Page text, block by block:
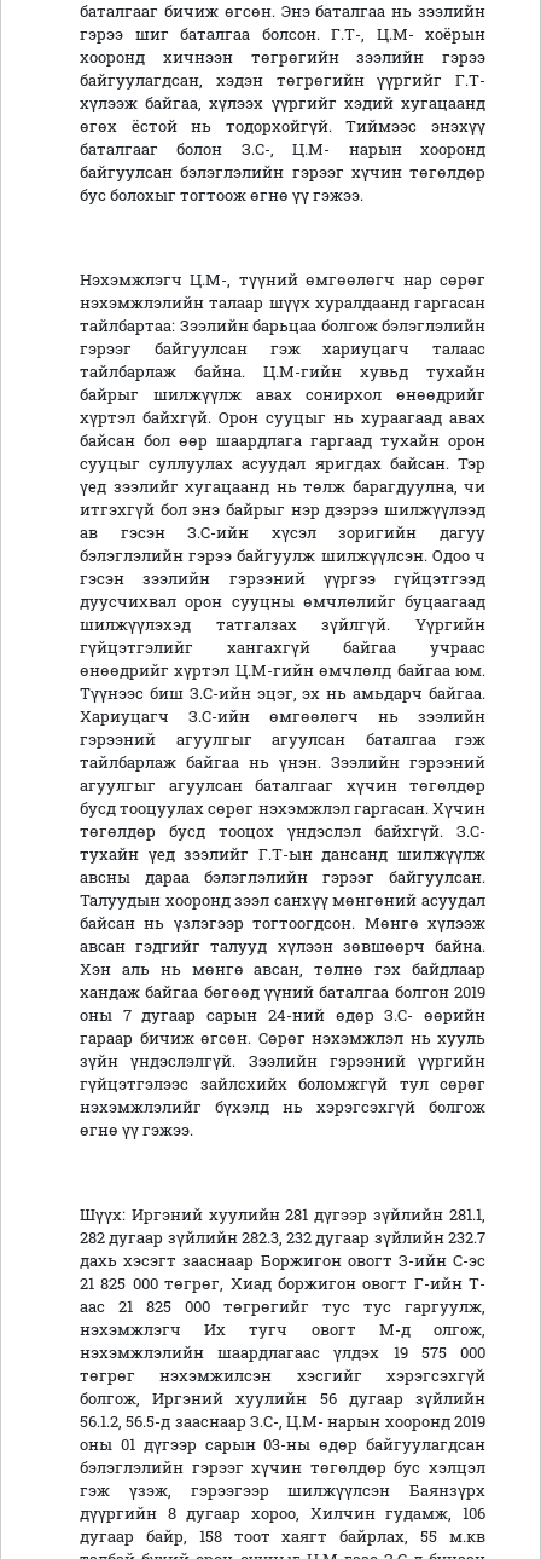
баталгааг бичиж өгсөн. Энэ баталгаа нь зээлийн
гэрээ шиг баталгаа болсон. Г.Т-, Ц.М- хоёрын
хооронд хичнээн төгрөгийн зээлийн гэрээ
байгуулагдсан, хэдэн төгрөгийн үүргийг Г.Т-
хүлээж байгаа, хүлээх үүргийг хэдий хугацаанд
өгөх ёстой нь тодорхойгүй. Тиймээс энэхүү
баталгааг болон З.С-, Ц.М- нарын хооронд
байгуулсан бэлэглэлийн гэрээг хүчин төгөлдөр
бус болохыг тогтоож өгнө үү гэжээ.
Нэхэмжлэгч Ц.М-, түүний өмгөөлөгч нар сөрөг
нэхэмжлэлийн талаар шүүх хуралдаанд гаргасан
тайлбартаа: Зээлийн барьцаа болгож бэлэглэлийн
гэрээг байгуулсан гэж хариуцагч талаас
тайлбарлаж байна. Ц.М-гийн хувьд тухайн
байрыг шилжүүлж авах сонирхол өнөөдрийг
хүртэл байхгүй. Орон сууцыг нь хураагаад авах
байсан бол өөр шаардлага гаргаад тухайн орон
сууцыг суллуулах асуудал яригдах байсан. Тэр
үед зээлийг хугацаанд нь төлж барагдуулна, чи
итгэхгүй бол энэ байрыг нэр дээрээ шилжүүлээд
ав гэсэн З.С-ийн хүсэл зоригийн дагуу
бэлэглэлийн гэрээ байгуулж шилжүүлсэн. Одоо ч
гэсэн зээлийн гэрээний үүргээ гүйцэтгээд
дуусчихвал орон сууцны өмчлөлийг буцаагаад
шилжүүлэхэд татгалзах зүйлгүй. Үүргийн
гүйцэтгэлийг хангахгүй байгаа учраас
өнөөдрийг хүртэл Ц.М-гийн өмчлөлд байгаа юм.
Түүнээс биш З.С-ийн эцэг, эх нь амьдарч байгаа.
Хариуцагч З.С-ийн өмгөөлөгч нь зээлийн
гэрээний агуулгыг агуулсан баталгаа гэж
тайлбарлаж байгаа нь үнэн. Зээлийн гэрээний
агуулгыг агуулсан баталгааг хүчин төгөлдөр
бусд тооцуулах сөрөг нэхэмжлэл гаргасан. Хүчин
төгөлдөр бусд тооцох үндэслэл байхгүй. З.С-
тухайн үед зээлийг Г.Т-ын дансанд шилжүүлж
авсны дараа бэлэглэлийн гэрээг байгуулсан.
Талуудын хооронд зээл санхүү мөнгөний асуудал
байсан нь үзлэгээр тогтоогдсон. Мөнгө хүлээж
авсан гэдгийг талууд хүлээн зөвшөөрч байна.
Хэн аль нь мөнгө авсан, төлнө гэх байдлаар
хандаж байгаа бөгөөд үүний баталгаа болгон 2019
оны 7 дугаар сарын 24-ний өдөр З.С- өөрийн
гараар бичиж өгсөн. Сөрөг нэхэмжлэл нь хууль
зүйн үндэслэлгүй. Зээлийн гэрээний үүргийн
гүйцэтгэлээс зайлсхийх боломжгүй тул сөрөг
нэхэмжлэлийг бүхэлд нь хэрэгсэхгүй болгож
өгнө үү гэжээ.
Шүүх: Иргэний хуулийн 281 дүгээр зүйлийн 281.1,
282 дугаар зүйлийн 282.3, 232 дугаар зүйлийн 232.7
дахь хэсэгт зааснаар Боржигон овогт З-ийн С-эс
21 825 000 төгрөг, Хиад боржигон овогт Г-ийн Т-
аас 21 825 000 төгрөгийг тус тус гаргуулж,
нэхэмжлэгч Их тугч овогт М-д олгож,
нэхэмжлэлийн шаардлагаас үлдэх 19 575 000
төгрөг нэхэмжилсэн хэсгийг хэрэгсэхгүй
болгож, Иргэний хуулийн 56 дугаар зүйлийн
56.1.2, 56.5-д зааснаар З.С-, Ц.М- нарын хооронд 2019
оны 01 дүгээр сарын 03-ны өдөр байгуулагдсан
бэлэглэлийн гэрээг хүчин төгөлдөр бус хэлцэл
гэж үзэж, гэрээгээр шилжүүлсэн Баянзүрх
дүүргийн 8 дугаар хороо, Хилчин гудамж, 106
дугаар байр, 158 тоот хаягт байрлах, 55 м.кв